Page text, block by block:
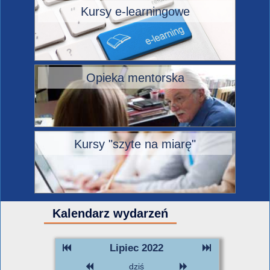
Kursy e-learningowe
Opieka mentorska
Kursy "szyte na miarę"
Kalendarz wydarzeń
Lipiec 2022
dziś